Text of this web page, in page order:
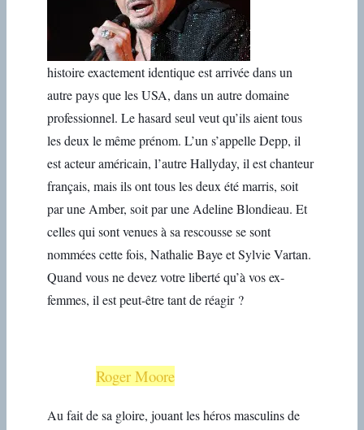
histoire exactement identique est arrivée dans un
autre pays que les USA, dans un autre domaine
professionnel. Le hasard seul veut qu’ils aient tous
les deux le même prénom. L’un s’appelle Depp, il
est acteur américain, l’autre Hallyday, il est chanteur
français, mais ils ont tous les deux été marris, soit
par une Amber, soit par une Adeline Blondieau. Et
celles qui sont venues à sa rescousse se sont
nommées cette fois, Nathalie Baye et Sylvie Vartan.
Quand vous ne devez votre liberté qu’à vos ex-
femmes, il est peut-être tant de réagir ?
Roger Moore
Au fait de sa gloire, jouant les héros masculins de